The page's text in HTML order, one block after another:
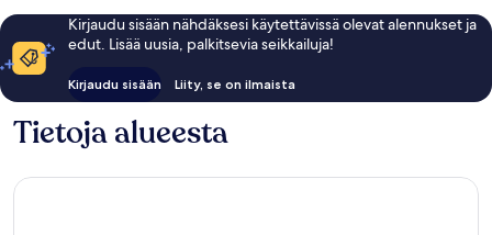
Kirjaudu sisään nähdäksesi käytettävissä olevat alennukset ja
edut. Lisää uusia, palkitsevia seikkailuja!
Kirjaudu sisään Liity, se on ilmaista
Tietoja alueesta